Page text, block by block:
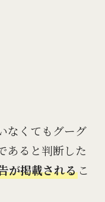
なくてもグーグ
あると判断した
が掲載されるこ